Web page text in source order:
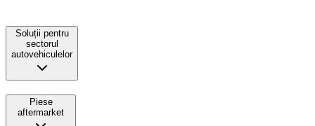
Soluții pentru
sectorul
autovehiculelor
Piese
aftermarket